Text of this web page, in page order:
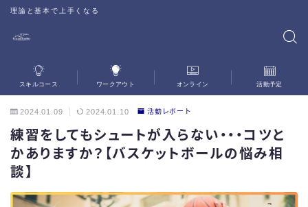
理論と基本で上手くなる
スキルコース ワークアウト オンライン 活動予定
2024.01.09 2024.01.10 活動レポート
練習をしてもシュートが入らない・・・コツと
かありますか？【バスケットボールの悩み相
談】